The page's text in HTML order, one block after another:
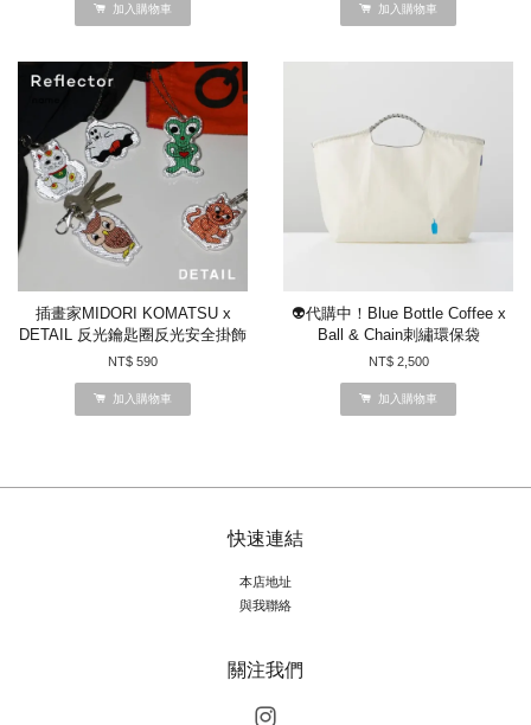
加入購物車 加入購物車
插畫家MIDORI KOMATSU x
DETAIL 反光鑰匙圈反光安全掛飾
NT$ 590
加入購物車
👽代購中！Blue Bottle Coffee x
Ball & Chain刺繡環保袋
NT$ 2,500
加入購物車
快速連結
本店地址
與我聯絡
關注我們